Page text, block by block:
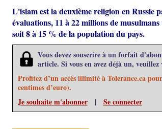
L'islam est la deuxième religion en Russie
évaluations, 11 à 22 millions de
soit 8 à 15 % de la population du pays.
Vous devez souscrire à un forfait
article. Si vous en avez déjà un, veuillez
Profitez d’un accès illimité à Tolerance.ca
centimes d’euro).
Je souhaite m'abonner| Se connecter